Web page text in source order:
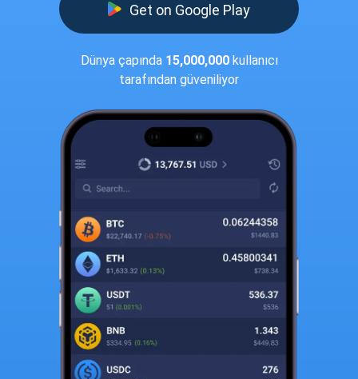
Get on Google Play
Dünya çapında 15,000,000kullanıcı
tarafından güveniliyor